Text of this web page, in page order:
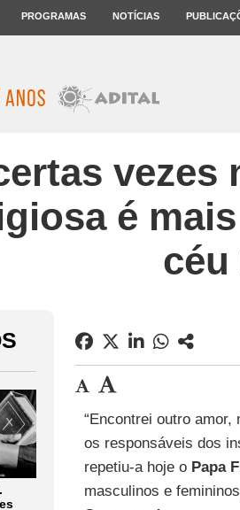
PROGRAMAS NOTÍCIAS
vezes
é
céu
“Encontrei outro
os responsáveis dos
repetiu-a hoje o Papa
masculinos e